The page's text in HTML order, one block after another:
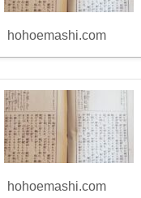
hohoemashi.com
hohoemashi.com